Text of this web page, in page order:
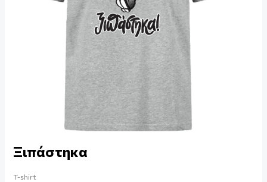
Ξιπάστηκα
T-shirt